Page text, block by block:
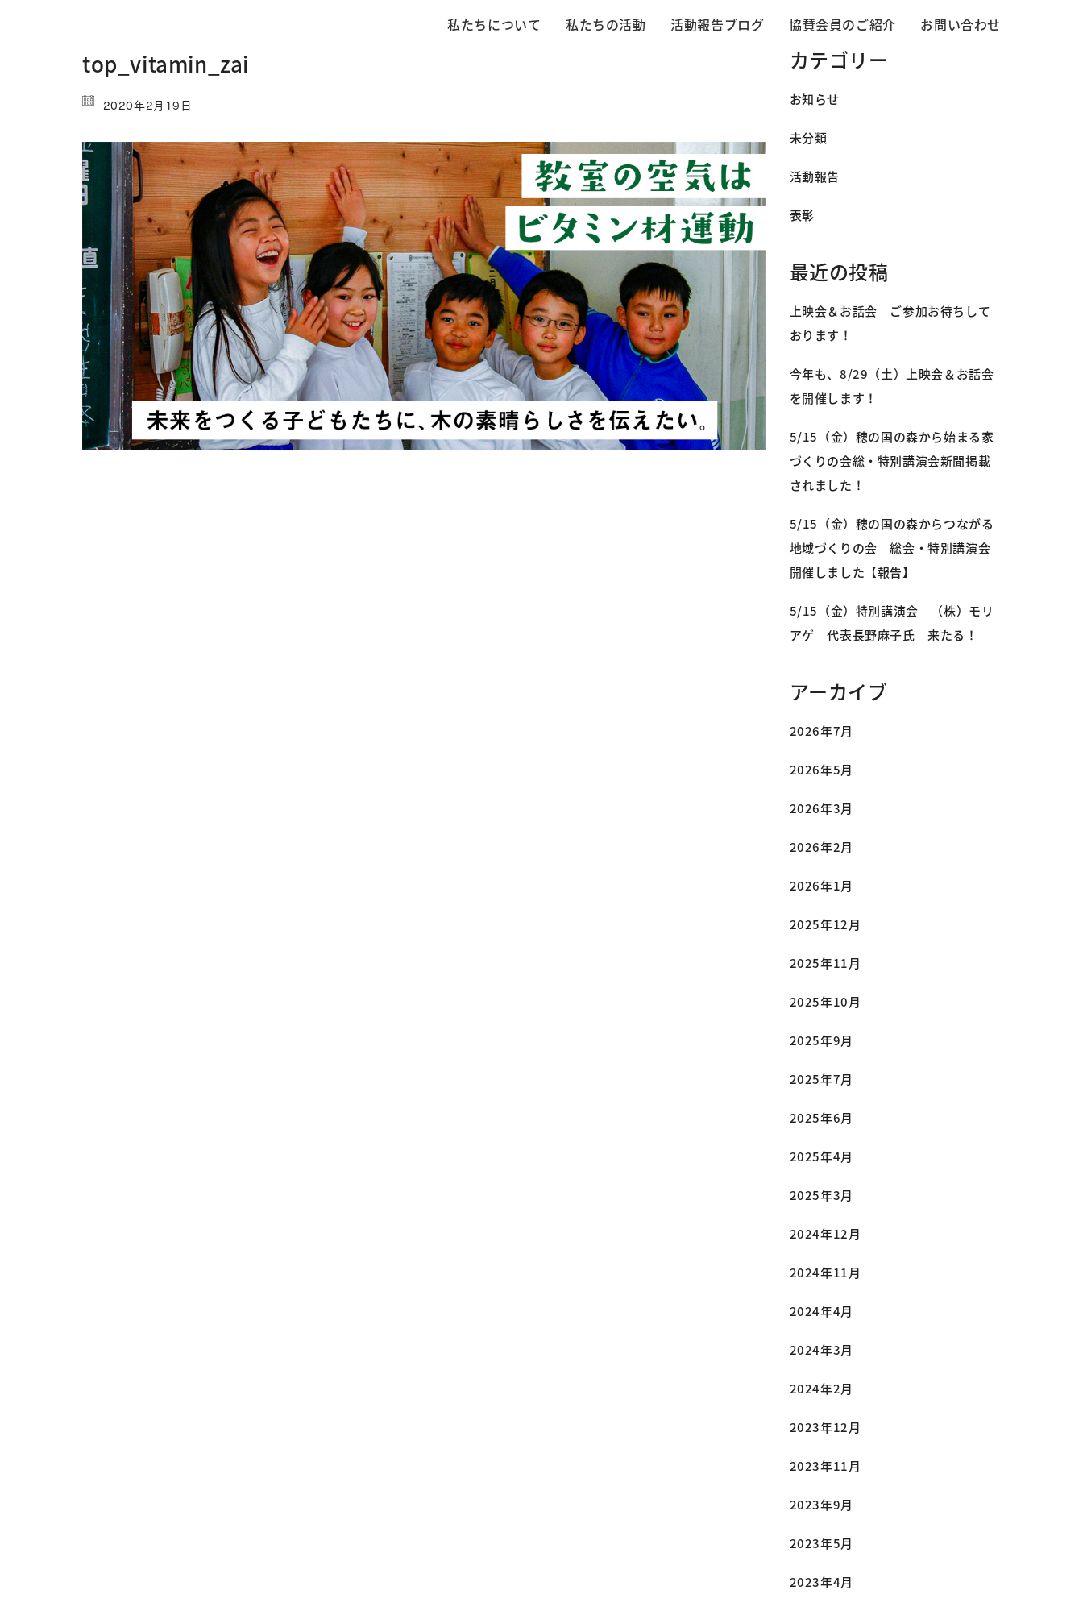
私たちについて 私たちの活動 活動報告ブログ 協賛会員のご紹介 お問い合わせ
top_vitamin_zai
2020年2月19日
カテゴリー
お知らせ
未分類
活動報告
表彰
最近の投稿
上映会＆お話会 ご参加お待ちして
おります！
今年も、8/29（土）上映会＆お話会
を開催します！
5/15（金）穂の国の森から始まる家
づくりの会総・特別講演会新聞掲載
されました！
5/15（金）穂の国の森からつながる
地域づくりの会 総会・特別講演会
開催しました【報告】
5/15（金）特別講演会 （株）モリ
アゲ 代表長野麻子氏 来たる！
アーカイブ
2026年7月
2026年5月
2026年3月
2026年2月
2026年1月
2025年12月
2025年11月
2025年10月
2025年9月
2025年7月
2025年6月
2025年4月
2025年3月
2024年12月
2024年11月
2024年4月
2024年3月
2024年2月
2023年12月
2023年11月
2023年9月
2023年5月
2023年4月